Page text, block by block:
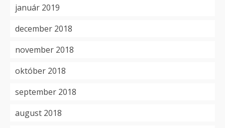
január 2019
december 2018
november 2018
október 2018
september 2018
august 2018